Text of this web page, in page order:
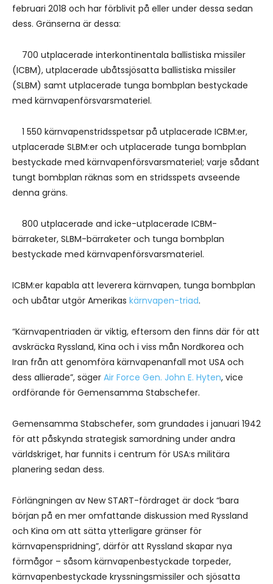
februari 2018 och har förblivit på eller under dessa sedan
dess. Gränserna är dessa:
700 utplacerade interkontinentala ballistiska missiler
(ICBM), utplacerade ubåtssjösatta ballistiska missiler
(SLBM) samt utplacerade tunga bombplan bestyckade
med kärnvapenförsvarsmateriel.
1 550 kärnvapenstridsspetsar på utplacerade ICBM:er,
utplacerade SLBM:er och utplacerade tunga bombplan
bestyckade med kärnvapenförsvarsmateriel; varje sådant
tungt bombplan räknas som en stridsspets avseende
denna gräns.
800 utplacerade and icke-utplacerade ICBM-
bärraketer, SLBM-bärraketer och tunga bombplan
bestyckade med kärnvapenförsvarsmateriel.
ICBM:er kapabla att leverera kärnvapen, tunga bombplan
och ubåtar utgör Amerikas kärnvapen-triad.
“Kärnvapentriaden är viktig, eftersom den finns där för att
avskräcka Ryssland, Kina och i viss mån Nordkorea och
Iran från att genomföra kärnvapenanfall mot USA och
dess allierade”, säger Air Force Gen. John E. Hyten, vice
ordförande för Gemensamma Stabschefer.
Gemensamma Stabschefer, som grundades i januari 1942
för att påskynda strategisk samordning under andra
världskriget, har funnits i centrum för USA:s militära
planering sedan dess.
Förlängningen av New START-fördraget är dock “bara
början på en mer omfattande diskussion med Ryssland
och Kina om att sätta ytterligare gränser för
kärnvapenspridning”, därför att Ryssland skapar nya
förmågor – såsom kärnvapenbestyckade torpeder,
kärnvapenbestyckade kryssningsmissiler och sjösatta